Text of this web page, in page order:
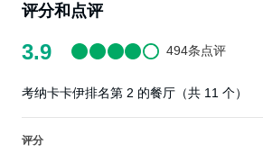
评分和点评
3.9 494条点评
考纳卡卡伊排名第 2 的餐厅（共 11 个）
评分